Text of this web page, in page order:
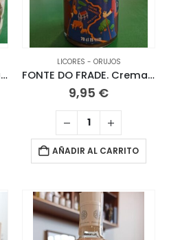
FONTE DO FRADE. Crema de Arroz con Leche. 10 CL
LICORES - ORUJOS
FONTE DO FRADE. Crema de Café Jamaicano 70 CL
9,95 €
AÑADIR AL CARRITO